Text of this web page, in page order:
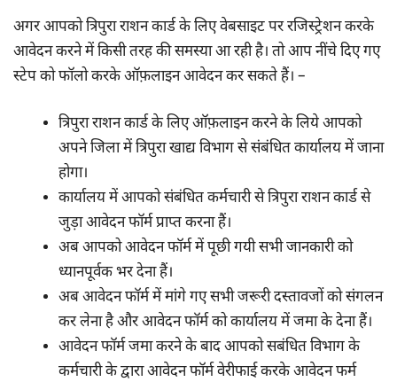
अगर आपको त्रिपुरा राशन कार्ड के लिए वेबसाइट पर रजिस्ट्रेशन करके
आवेदन करने में किसी तरह की समस्या आ रही है। तो आप नींचे दिए गए
स्टेप को फॉलो करके ऑफ़लाइन आवेदन कर सकते हैं। –
त्रिपुरा राशन कार्ड के लिए ऑफ़लाइन करने के लिये आपको
अपने जिला में त्रिपुरा खाद्य विभाग से संबंधित कार्यालय में जाना
होगा।
कार्यालय में आपको संबंधित कर्मचारी से त्रिपुरा राशन कार्ड से
जुड़ा आवेदन फॉर्म प्राप्त करना हैं।
अब आपको आवेदन फॉर्म में पूछी गयी सभी जानकारी को
ध्यानपूर्वक भर देना हैं।
अब आवेदन फॉर्म में मांगे गए सभी जरूरी दस्तावजों को संगलन
कर लेना है और आवेदन फॉर्म को कार्यालय में जमा के देना हैं।
आवेदन फॉर्म जमा करने के बाद आपको सबंधित विभाग के
कर्मचारी के द्वारा आवेदन फॉर्म वेरीफाई करके आवेदन फर्म